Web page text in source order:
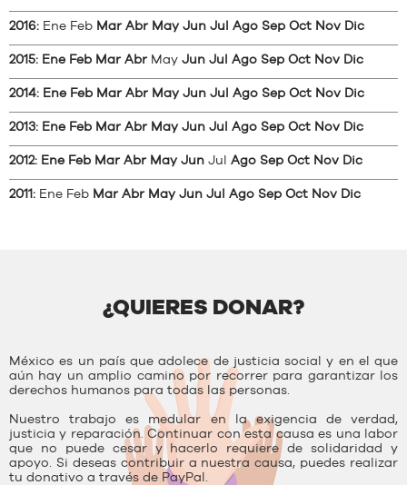
2016: Ene Feb Mar Abr May Jun Jul Ago Sep Oct Nov Dic
2015: Ene Feb Mar Abr May Jun Jul Ago Sep Oct Nov Dic
2014: Ene Feb Mar Abr May Jun Jul Ago Sep Oct Nov Dic
2013: Ene Feb Mar Abr May Jun Jul Ago Sep Oct Nov Dic
2012: Ene Feb Mar Abr May Jun Jul Ago Sep Oct Nov Dic
2011: Ene Feb Mar Abr May Jun Jul Ago Sep Oct Nov Dic
¿QUIERES DONAR?
México es un país que adolece de justicia social y en el que
aún hay un amplio camino por recorrer para garantizar los
derechos humanos para todas las personas.
Nuestro trabajo es medular en la exigencia de verdad,
justicia y reparación. Continuar con esta causa es una labor
que no puede cesar y hacerlo requiere de solidaridad y
apoyo. Si deseas contribuir a nuestra causa, puedes realizar
tu donativo a través de PayPal.